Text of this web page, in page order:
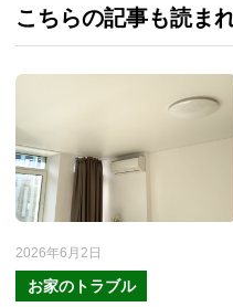
こちらの記事も読ま
2026年6月2日
お家のトラブル